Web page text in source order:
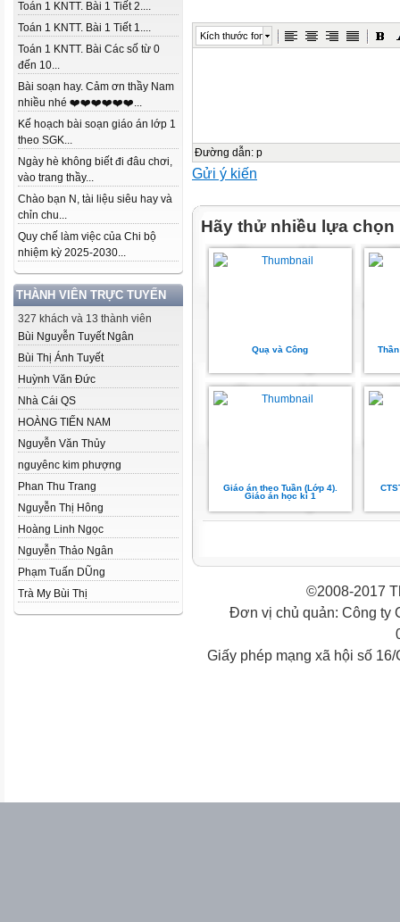
Toán 1 KNTT. Bài 1 Tiết 2....
Toán 1 KNTT. Bài 1 Tiết 1....
Toán 1 KNTT. Bài Các số từ 0
đến 10...
Bài soạn hay. Cảm ơn thầy Nam
nhiều nhé ❤️❤️❤️❤️❤️❤️...
Kế hoạch bài soạn giáo án lớp 1
theo SGK...
Ngày hè không biết đi đâu chơi,
vào trang thầy...
Chào bạn N, tài liệu siêu hay và
chỉn chu...
Quy chế làm việc của Chi bộ
nhiệm kỳ 2025-2030...
THÀNH VIÊN TRỰC TUYẾN
327 khách và 13 thành viên
Bùi Nguyễn Tuyết Ngân
Bùi Thị Ánh Tuyết
Huỳnh Văn Đức
Nhà Cái QS
HOÀNG TIẾN NAM
Nguyễn Văn Thủy
nguyênc kim phượng
Phan Thu Trang
Nguyễn Thị Hông
Hoàng Linh Ngọc
Nguyễn Thảo Ngân
Phạm Tuấn DŨng
Trà My Bùi Thị
Kích thước font
Đường dẫn: p
Gửi ý kiến
Hãy thử nhiều lựa chọn
Quạ và Công
Giáo án theo Tuần (Lớp 4).
Giáo án học kì 1
©2008-2017
Đơn vị chủ quản: Công ty
Giấy phép mạng xã hội số